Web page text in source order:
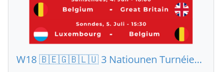
W18 🇧🇪🇬🇧🇱🇺 3 Natiounen Turnéier um Dribbel zu Käerjeng